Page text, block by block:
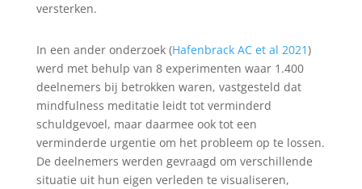
versterken.
In een ander onderzoek (Hafenbrack AC et al 2021)
werd met behulp van 8 experimenten waar 1.400
deelnemers bij betrokken waren, vastgesteld dat
mindfulness meditatie leidt tot verminderd
schuldgevoel, maar daarmee ook tot een
verminderde urgentie om het probleem op te lossen.
De deelnemers werden gevraagd om verschillende
situatie uit hun eigen verleden te visualiseren,